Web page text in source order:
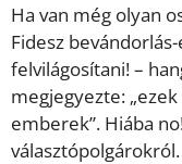
Ha van még olyan
Fidesz
felvilágosítani! –
megjegyezte:
emberek”. Hiába
választópolgárokról.